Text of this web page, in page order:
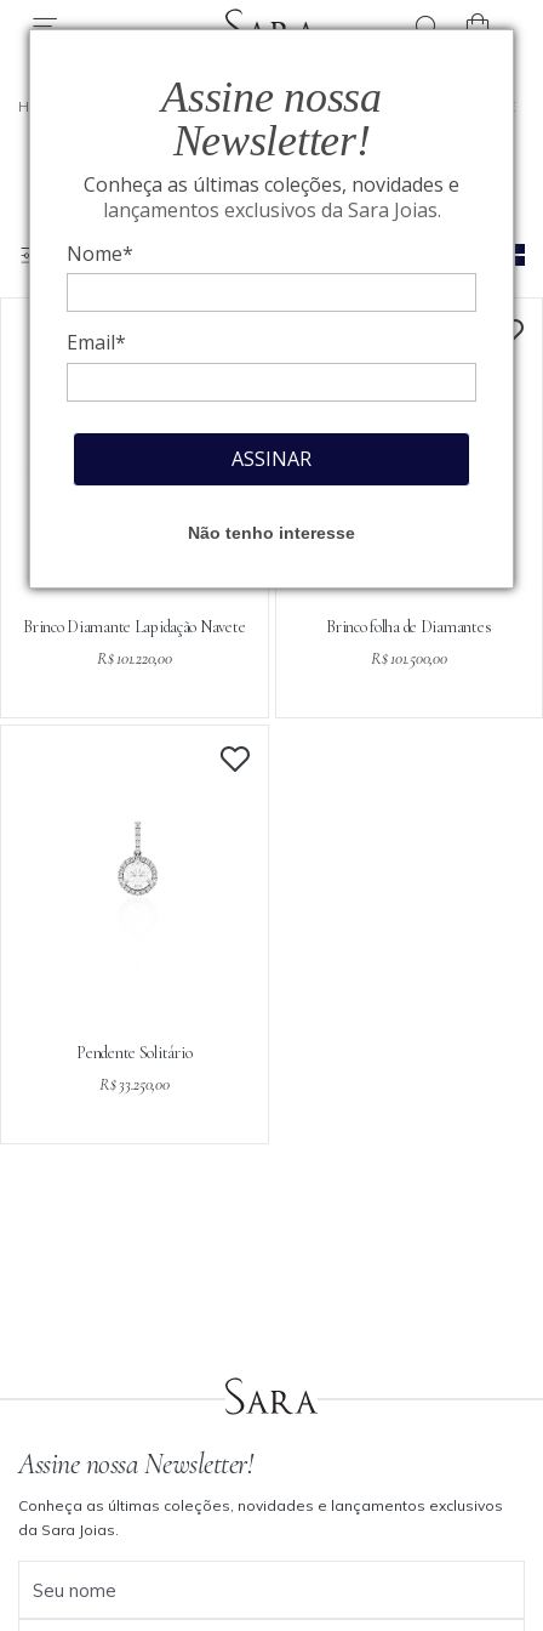
Assine nossa
Newsletter!
Conheça as últimas coleções, novidades e
lançamentos exclusivos da Sara Joias.
Nome*
Email*
ASSINAR
Não tenho interesse
HOME VER POR PEDRAS PRECIOSAS/JOIAS COM DIAMANTE
Brinco Diamante Lapidação Navete
R$ 101.220,00
Brinco folha de Diamantes
R$ 101.500,00
Pendente Solitário
R$ 33.250,00
Assine nossa Newsletter!
Conheça as últimas coleções, novidades e lançamentos exclusivos
da Sara Joias.
Seu nome